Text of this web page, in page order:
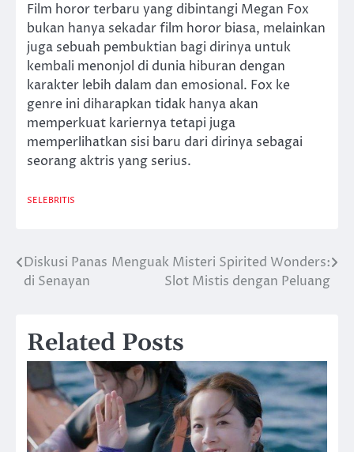
Film horor terbaru yang dibintangi Megan Fox
bukan hanya sekadar film horor biasa, melainkan
juga sebuah pembuktian bagi dirinya untuk
kembali menonjol di dunia hiburan dengan
karakter lebih dalam dan emosional. Fox ke
genre ini diharapkan tidak hanya akan
memperkuat kariernya tetapi juga
memperlihatkan sisi baru dari dirinya sebagai
seorang aktris yang serius.
SELEBRITIS
Post
navigation
Diskusi Panas
di Senayan
Menguak Misteri Spirited Wonders:
Slot Mistis dengan Peluang
Related Posts